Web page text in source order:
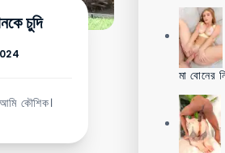
চুদি
কৌশিক।
মা বোনের